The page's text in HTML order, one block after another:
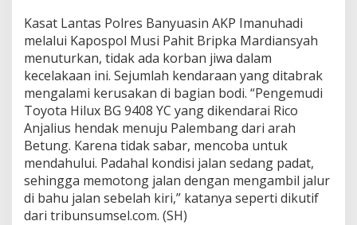
Kasat Lantas Polres Banyuasin AKP Imanuhadi
melalui Kapospol Musi Pahit Bripka Mardiansyah
menuturkan, tidak ada korban jiwa dalam
kecelakaan ini. Sejumlah kendaraan yang ditabrak
mengalami kerusakan di bagian bodi. “Pengemudi
Toyota Hilux BG 9408 YC yang dikendarai Rico
Anjalius hendak menuju Palembang dari arah
Betung. Karena tidak sabar, mencoba untuk
mendahului. Padahal kondisi jalan sedang padat,
sehingga memotong jalan dengan mengambil jalur
di bahu jalan sebelah kiri,” katanya seperti dikutif
dari tribunsumsel.com. (SH)